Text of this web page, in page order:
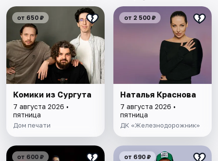
от 650 ₽
Комики из Сургута
7 августа 2026 •
пятница
Дом печати
от 2 500 ₽
Наталья Краснова
7 августа 2026 •
пятница
ДК «Железнодорожник»
от 600 ₽ от 690 ₽